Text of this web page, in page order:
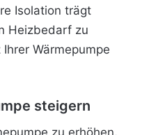
Isolation trägt
Heizbedarf zu
Wärmepumpe
steigern
zu erhöhen,